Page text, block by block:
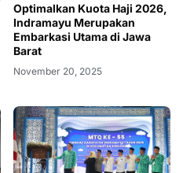
Optimalkan Kuota Haji 2026,
Indramayu Merupakan
Embarkasi Utama di Jawa
Barat
November 20, 2025